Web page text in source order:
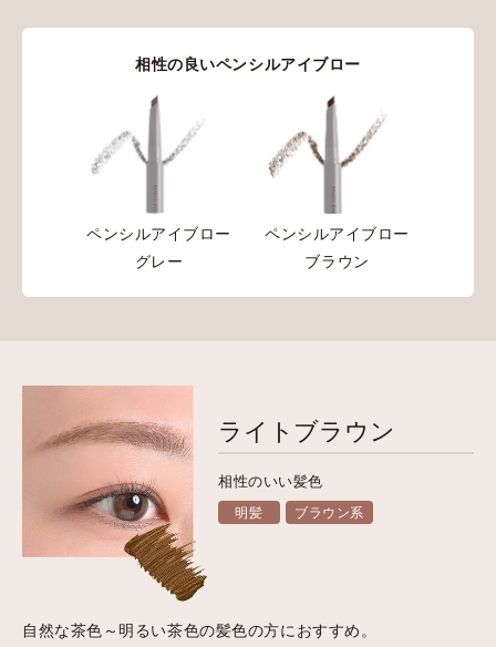
相性の良いペンシルアイブロー
ペンシルアイブロー
グレー
ペンシルアイブロー
ブラウン
ライトブラウン
相性のいい髪色
明髪 ブラウン系
自然な茶色～明るい茶色の髪色の方におすすめ。